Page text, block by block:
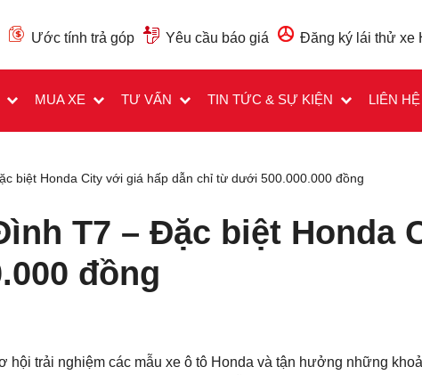
Ước tính trả góp Yêu cầu báo giá Đăng ký lái thử xe
MUA XE TƯ VẤN TIN TỨC & SỰ KIỆN LIÊN
biệt Honda City với giá hấp dẫn chỉ từ dưới 500.000.000 đồng
T7 – Đặc biệt Honda
đồng
trải nghiệm các mẫu xe ô tô Honda và tận hưởng những